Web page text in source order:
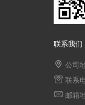
联系我们
公司
联系
邮箱